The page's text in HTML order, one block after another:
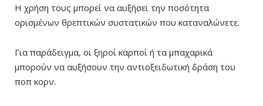
Η χρήση τους μπορεί να αυξήσει την ποσότητα
ορισμένων θρεπτικών συστατικών που καταναλώνετε.
Για παράδειγμα, οι ξηροί καρποί ή τα μπαχαρικά
μπορούν να αυξήσουν την αντιοξειδωτική δράση του
ποπ κορν.